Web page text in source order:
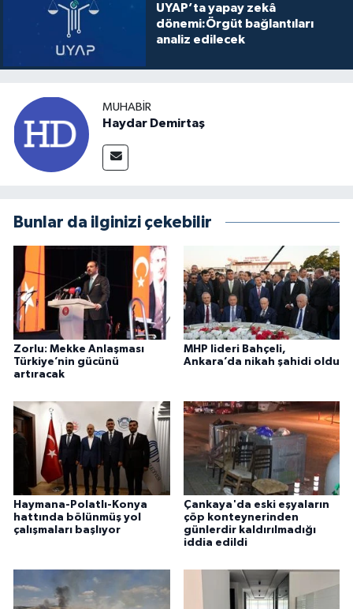
UYAP’ta yapay zekâ
dönemi:Örgüt bağlantıları
analiz edilecek
MUHABIR
Haydar Demirtaş
Bunlar da ilginizi çekebilir
Zorlu: Mekke Anlaşması
Türkiye’nin gücünü
artıracak
MHP lideri Bahçeli,
Ankara’da nikah şahidi oldu
Haymana-Polatlı-Konya
hattında bölünmüş yol
çalışmaları başlıyor
Çankaya'da eski eşyaların
çöp konteynerinden
günlerdir kaldırılmadığı
iddia edildi